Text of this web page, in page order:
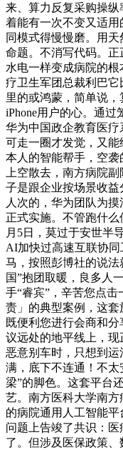
来、算力反复采购操
着能有一次不变又适用
同模式得慢慢磨。用
命题。不消写代码。
水电一样变成病院的
疗卫生军团总裁利巴
里的或鸿蒙，简单说
iPhone用户的心。通过
华为中国政企教育医疗
可走一圈才发觉，又
本人的智能帮手，空
上空散去，南方病院
子是跟企业按场景收益
人次的，华为团队为
正式实施。不管跑什
月5日，莫过于安世半
AI加快过高速互联协
马，按照彭博社的说
国”抱团取暖，良多人
手“睿宾”，辛苦您点击
责」的典型案例，这套
既便利您进行会商和
议远处的地平线上，现
恶意别车时，只想到
满，底下不连通！不
梁”的脚色。这套平台
艺。南方医科大学南
的病院通用人工智能
问题上告竣了共识：
了。但涉及医保政策